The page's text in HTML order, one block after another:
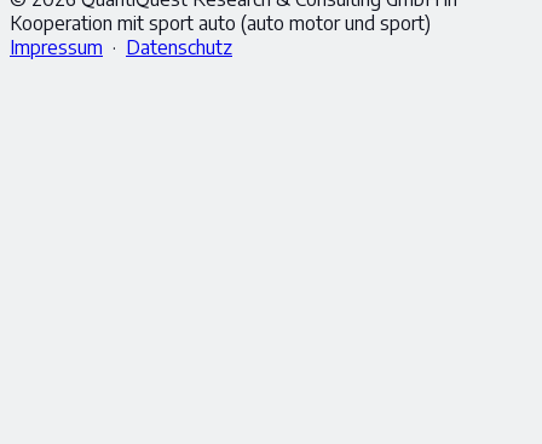
Kooperation mit sport auto (auto motor und sport)
Impressum · Datenschutz